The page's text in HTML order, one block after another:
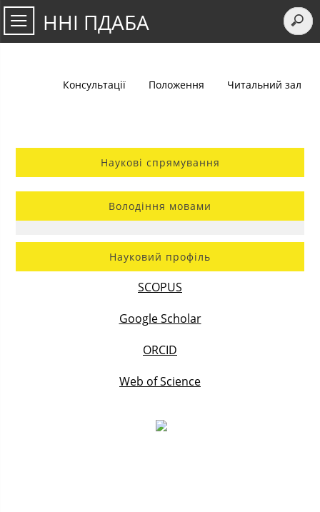
ННІ ПДАБА
Консультації Положення Читальний зал
Наукові спрямування
Володіння мовами
Науковий профіль
SCOPUS
Google Scholar
ORCID
Web of Science